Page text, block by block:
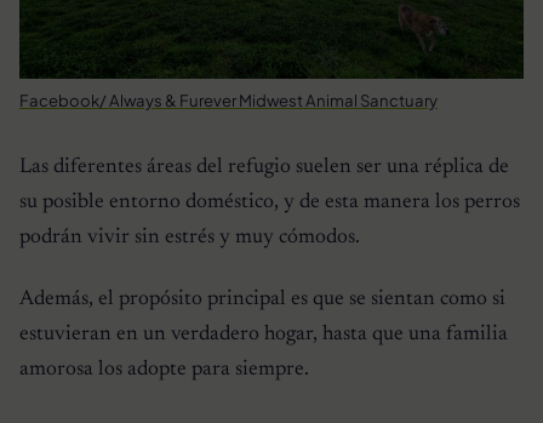
Facebook/ Always & Furever Midwest Animal Sanctuary
Las diferentes áreas del refugio suelen ser una réplica de
su posible entorno doméstico, y de esta manera los perros
podrán vivir sin estrés y muy cómodos.
Además, el propósito principal es que se sientan como si
estuvieran en un verdadero hogar, hasta que una familia
amorosa los adopte para siempre.